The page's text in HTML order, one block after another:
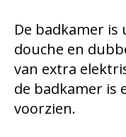
De badkamer
douche en
van extra
de badkamer is
voorzien.